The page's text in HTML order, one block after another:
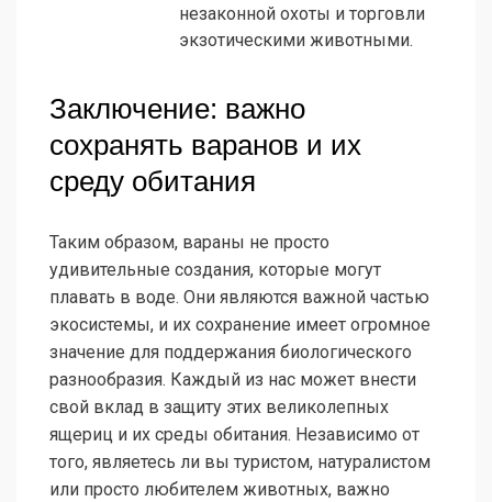
незаконной охоты и торговли
экзотическими животными.
Заключение: важно
сохранять варанов и их
среду обитания
Таким образом, вараны не просто
удивительные создания, которые могут
плавать в воде. Они являются важной частью
экосистемы, и их сохранение имеет огромное
значение для поддержания биологического
разнообразия. Каждый из нас может внести
свой вклад в защиту этих великолепных
ящериц и их среды обитания. Независимо от
того, являетесь ли вы туристом, натуралистом
или просто любителем животных, важно